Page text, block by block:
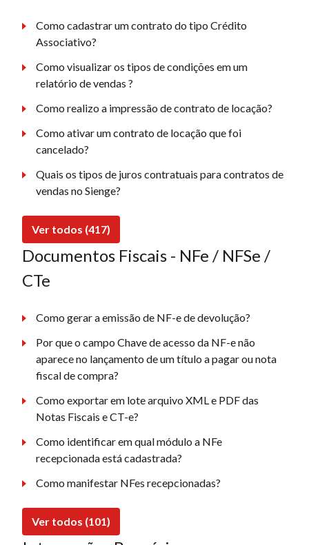
Como cadastrar um contrato do tipo Crédito
Associativo?
Como visualizar os tipos de condições em um
relatório de vendas ?
Como realizo a impressão de contrato de locação?
Como ativar um contrato de locação que foi
cancelado?
Quais os tipos de juros contratuais para contratos de
vendas no Sienge?
Ver todos (417)
Documentos Fiscais - NFe / NFSe /
CTe
Como gerar a emissão de NF-e de devolução?
Por que o campo Chave de acesso da NF-e não
aparece no lançamento de um título a pagar ou nota
fiscal de compra?
Como exportar em lote arquivo XML e PDF das
Notas Fiscais e CT-e?
Como identificar em qual módulo a NFe
recepcionada está cadastrada?
Como manifestar NFes recepcionadas?
Ver todos (101)